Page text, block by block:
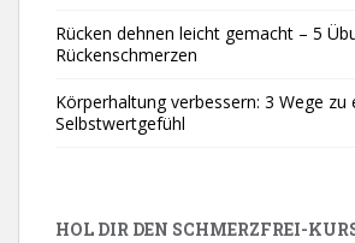
Rücken dehnen leicht gemacht – 5
Rückenschmerzen
Körperhaltung verbessern: 3 Wege zu
Selbstwertgefühl
HOL DIR DEN SCHMERZFREI-